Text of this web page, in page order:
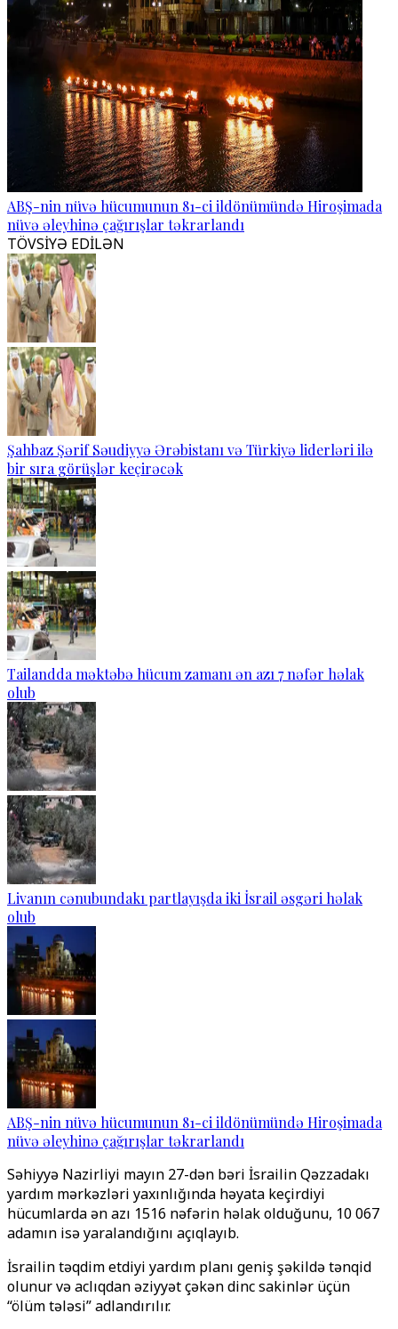
ABŞ-nin nüvə hücumunun 81-ci ildönümündə Hiroşimada
nüvə əleyhinə çağırışlar təkrarlandı
TÖVSİYƏ EDİLƏN
Şahbaz Şərif Səudiyyə Ərəbistanı və Türkiyə liderləri ilə
bir sıra görüşlər keçirəcək
Tailandda məktəbə hücum zamanı ən azı 7 nəfər həlak
olub
Livanın cənubundakı partlayışda iki İsrail əsgəri həlak
olub
ABŞ-nin nüvə hücumunun 81-ci ildönümündə Hiroşimada
nüvə əleyhinə çağırışlar təkrarlandı
Səhiyyə Nazirliyi mayın 27-dən bəri İsrailin Qəzzadakı
yardım mərkəzləri yaxınlığında həyata keçirdiyi
hücumlarda ən azı 1516 nəfərin həlak olduğunu, 10 067
adamın isə yaralandığını açıqlayıb.
İsrailin təqdim etdiyi yardım planı geniş şəkildə tənqid
olunur və aclıqdan əziyyət çəkən dinc sakinlər üçün
“ölüm tələsi” adlandırılır.